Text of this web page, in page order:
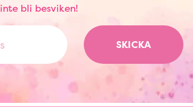
inte bli besviken!
SKICKA